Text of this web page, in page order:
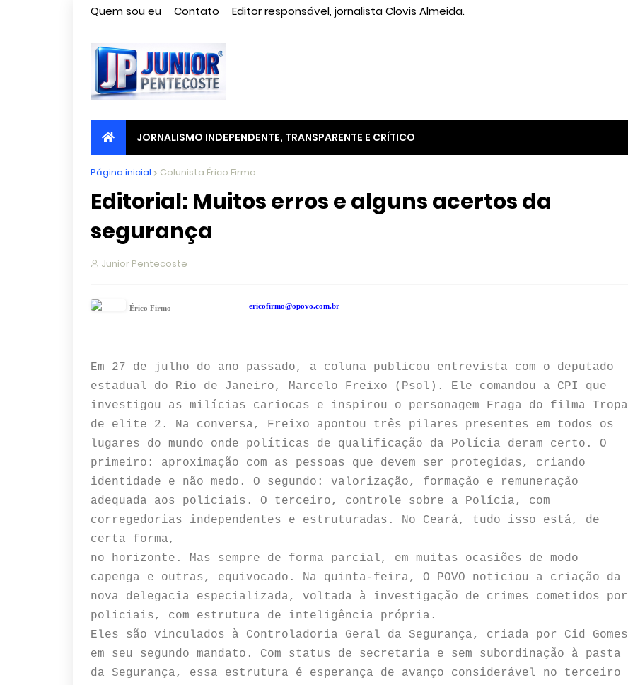
Quem sou eu Contato Editor responsável, jornalista Clovis Almeida.
JORNALISMO INDEPENDENTE, TRANSPARENTE E CRÍTICO
Página inicial Colunista Érico Firmo
Editorial: Muitos erros e alguns acertos da
segurança
Junior Pentecoste
Érico Firmo ericofirmo@opovo.com.br
Em 27 de julho do ano passado, a coluna publicou entrevista com o deputado
estadual do Rio de Janeiro, Marcelo Freixo (Psol). Ele comandou a CPI que
investigou as milícias cariocas e inspirou o personagem Fraga do filma Tropa
de elite 2. Na conversa, Freixo apontou três pilares presentes em todos os
lugares do mundo onde políticas de qualificação da Polícia deram certo. O
primeiro: aproximação com as pessoas que devem ser protegidas, criando
identidade e não medo. O segundo: valorização, formação e remuneração
adequada aos policiais. O terceiro, controle sobre a Polícia, com
corregedorias independentes e estruturadas. No Ceará, tudo isso está, de
certa forma,
no horizonte. Mas sempre de forma parcial, em muitas ocasiões de modo
capenga e outras, equivocado. Na quinta-feira, O POVO noticiou a criação da
nova delegacia especializada, voltada à investigação de crimes cometidos por
policiais, com estrutura de inteligência própria.
Eles são vinculados à Controladoria Geral da Segurança, criada por Cid Gomes
em seu segundo mandato. Com status de secretaria e sem subordinação à pasta
da Segurança, essa estrutura é esperança de avanço considerável no terceiro